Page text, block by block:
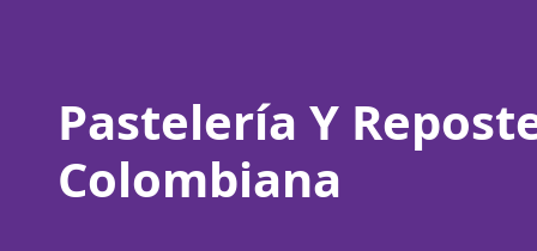
Pastelería Y
Colombiana